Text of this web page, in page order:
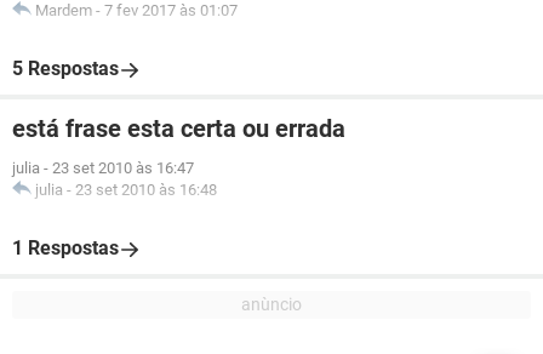
Mardem - 7 fev 2017 às 01:07
5 Respostas
está frase esta certa ou errada
julia - 23 set 2010 às 16:47
julia - 23 set 2010 às 16:48
1 Respostas